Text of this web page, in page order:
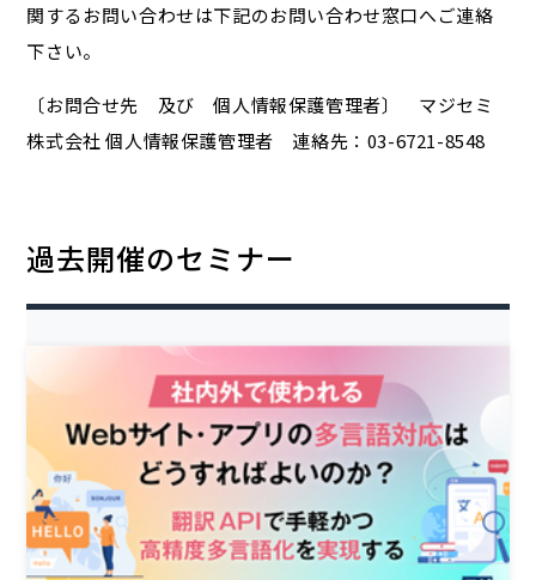
関するお問い合わせは下記のお問い合わせ窓口へご連絡
下さい。
〔お問合せ先 及び 個人情報保護管理者〕 マジセミ
株式会社 個人情報保護管理者 連絡先：03-6721-8548
過去開催のセミナー